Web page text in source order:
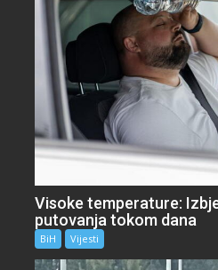
Visoke temperature:
putovanja tokom dana
BiH Vijesti